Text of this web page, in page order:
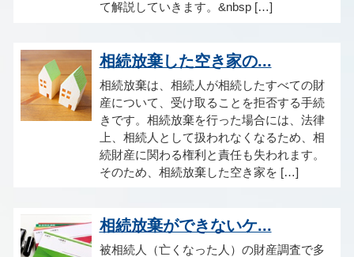
て解説していきます。&nbsp […]
相続放棄した空き家の...
相続放棄は、相続人が相続したすべての財
産について、受け取ることを拒否する手続
きです。相続放棄を行った場合には、法律
上、相続人として扱われなくなるため、相
続財産に関わる権利と責任も失われます。
そのため、相続放棄した空き家を […]
相続放棄ができないケ...
被相続人（亡くなった人）の財産調査で多